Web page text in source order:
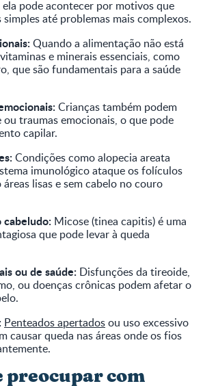
pode acontecer por motivos que
até problemas mais complexos.
Quando a alimentação não está
e minerais essenciais, como
que são fundamentais para a saúde
Crianças também podem
traumas emocionais, o que pode
capilar.
Condições como alopecia areata
imunológico ataque os folículos
lisas e sem cabelo no couro
cabeludo: Micose (tinea capitis) é uma
que pode levar à queda
ou de saúde: Disfunções da tireoide,
ou doenças crônicas podem afetar o
Penteados apertadosou uso excessivo
causar queda nas áreas onde os fios
preocupar com